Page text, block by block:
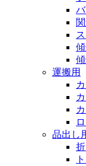
運搬用
品出し